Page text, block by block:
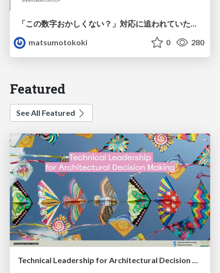
「この数字おかしくない？」対応に追われていたのに、 Claude Codeで設計改善まで着手できた話
matsumotokoki
0 280
Featured
See All Featured